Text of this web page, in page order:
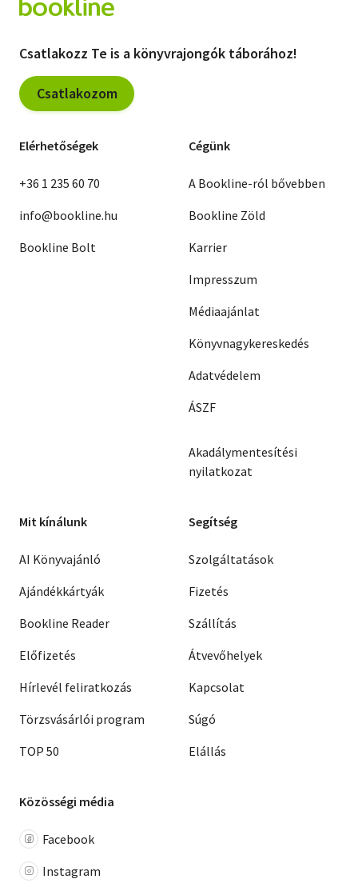
Csatlakozz Te is a könyvrajongók táborához!
Csatlakozom
Elérhetőségek
+36 1 235 60 70
info@bookline.hu
Bookline Bolt
Cégünk
A Bookline-ról bővebben
Bookline Zöld
Karrier
Impresszum
Médiaajánlat
Könyvnagykereskedés
Adatvédelem
ÁSZF
Akadálymentesítési
nyilatkozat
Mit kínálunk
AI Könyvajánló
Ajándékkártyák
Bookline Reader
Előfizetés
Hírlevél feliratkozás
Törzsvásárlói program
TOP 50
Segítség
Szolgáltatások
Fizetés
Szállítás
Átvevőhelyek
Kapcsolat
Súgó
Elállás
Közösségi média
Facebook
Instagram